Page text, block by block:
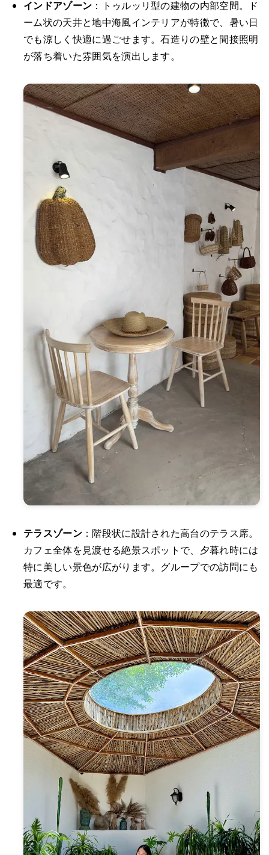
インドアゾーン ：トゥルッリ型の建物の内部空間。ド
ーム状の天井と地中海風インテリアが特徴で、暑い日
でも涼しく快適に過ごせます。石造りの壁と間接照明
が落ち着いた雰囲気を演出します。
テラスゾーン：階段状に設計された高台のテラス席。
カフェ全体を見渡せる絶景スポットで、夕暮れ時には
特に美しい景色が広がります。グループでの訪問にも
最適です。